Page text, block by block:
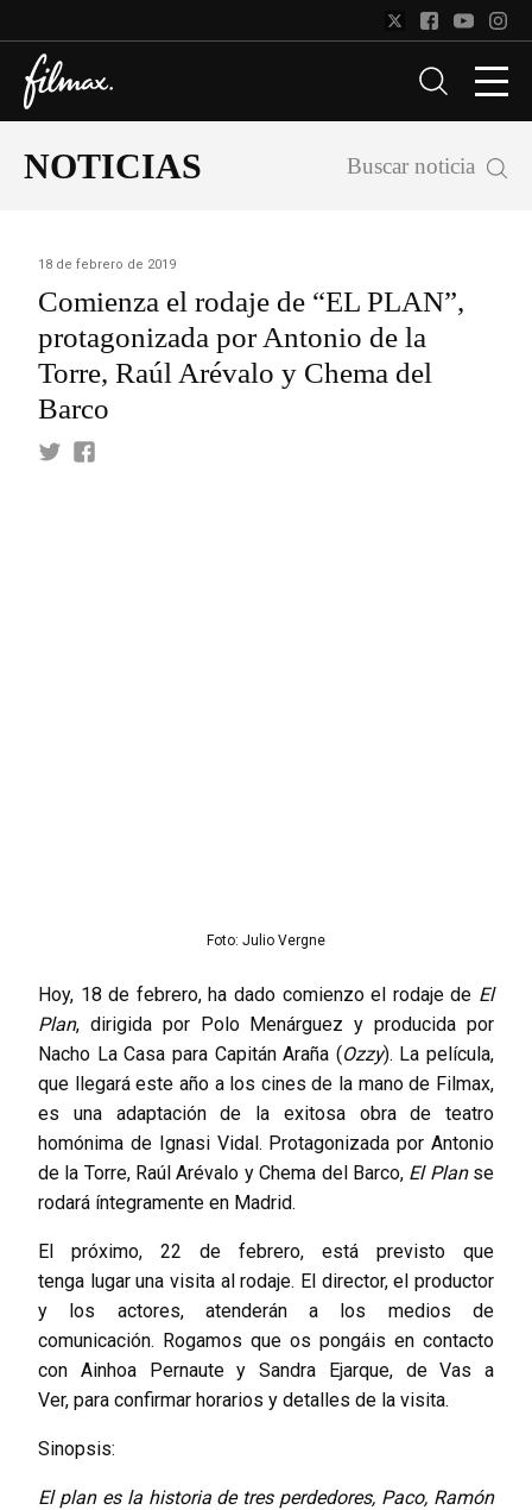
NOTICIAS Buscar noticia
18 de febrero de 2019
Comienza el rodaje de “EL PLAN”,
protagonizada por Antonio de la
Torre, Raúl Arévalo y Chema del
Barco
Foto: Julio Vergne
Hoy, 18 de febrero, ha dado comienzo el rodaje de El
Plan, dirigida por Polo Menárguez y producida por
Nacho La Casa para Capitán Araña (Ozzy). La película,
que llegará este año a los cines de la mano de Filmax,
es una adaptación de la exitosa obra de teatro
homónima de Ignasi Vidal. Protagonizada por Antonio
de la Torre, Raúl Arévalo y Chema del Barco, El Planse
rodará íntegramente en Madrid.
El próximo, 22 de febrero, está previsto que
tenga lugar una visita al rodaje. El director, el productor
y los actores, atenderán a los medios de
comunicación. Rogamos que os pongáis en contacto
con Ainhoa Pernaute y Sandra Ejarque, de Vas a
Ver, para confirmar horarios y detalles de la visita.
Sinopsis:
El plan es la historia de tres perdedores, Paco, Ramón